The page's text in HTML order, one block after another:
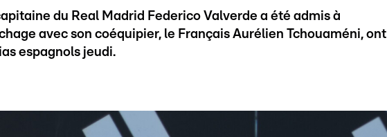
du Real Madrid Federico Valverde a été admis à
avec son coéquipier, le Français Aurélien Tchouaméni, ont
espagnols jeudi.